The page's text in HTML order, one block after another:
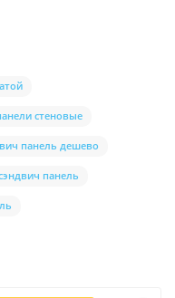
стеновые
панель дешево
панель